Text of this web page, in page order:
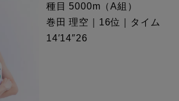
種目 5000m（A組）
巻田 理空｜16位｜タイム
14′14″26